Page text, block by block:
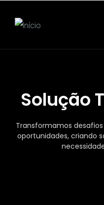
Solução
Transformamos
oportunidades, criando